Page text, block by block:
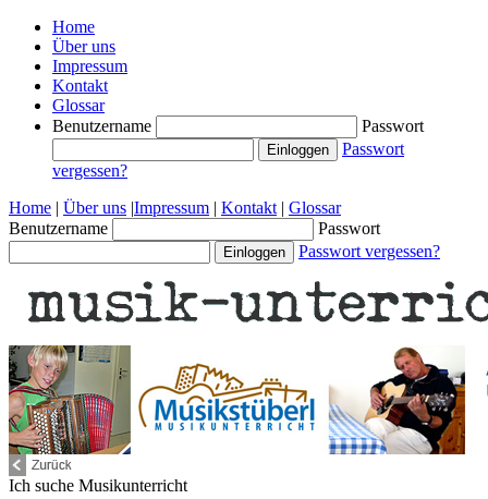
Home
Über uns
Impressum
Kontakt
Glossar
Benutzername
Passwort
Passwort
vergessen?
Home | Über uns |Impressum | Kontakt | Glossar
Benutzername
Passwort
Passwort vergessen?
Ich suche Musikunterricht